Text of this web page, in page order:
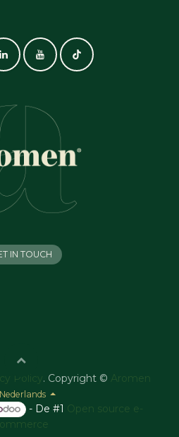
IN TOUCH
Policy . Copyright © Aromen
Nederlands
- De #1 Open source e-